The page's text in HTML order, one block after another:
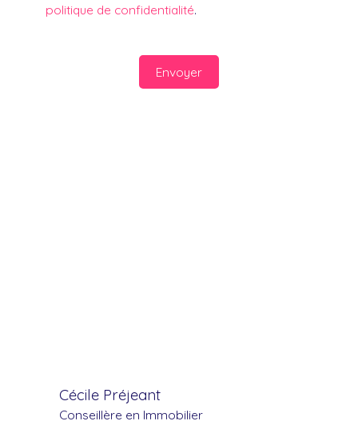
politique de confidentialité.
Envoyer
Cécile Préjeant
Conseillère en Immobilier